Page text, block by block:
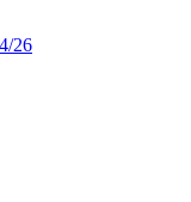
26